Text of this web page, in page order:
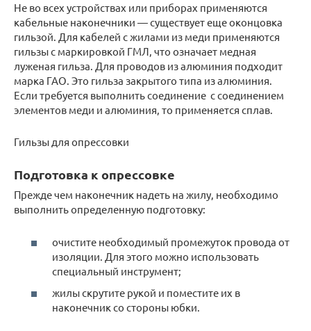
Не во всех устройствах или приборах применяются
кабельные наконечники — существует еще оконцовка
гильзой. Для кабелей с жилами из меди применяются
гильзы с маркировкой ГМЛ, что означает медная
луженая гильза. Для проводов из алюминия подходит
марка ГАО. Это гильза закрытого типа из алюминия.
Если требуется выполнить соединение с соединением
элементов меди и алюминия, то применяется сплав.
Гильзы для опрессовки
Подготовка к опрессовке
Прежде чем наконечник надеть на жилу, необходимо
выполнить определенную подготовку:
очистите необходимый промежуток провода от
изоляции. Для этого можно использовать
специальный инструмент;
жилы скрутите рукой и поместите их в
наконечник со стороны юбки.